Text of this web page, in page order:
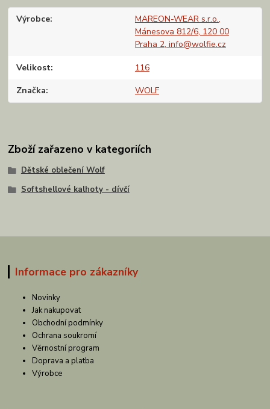
Výrobce
MAREON-WEAR s.r.o.,
Mánesova 812/6, 120 00
Praha 2, info@wolfie.cz
Velikost 116
Značka WOLF
Zboží zařazeno v kategoriích
Dětské oblečení Wolf
Softshellové kalhoty - dívčí
Informace pro zákazníky
Novinky
Jak nakupovat
Obchodní podmínky
Ochrana soukromí
Věrnostní program
Doprava a platba
Výrobce